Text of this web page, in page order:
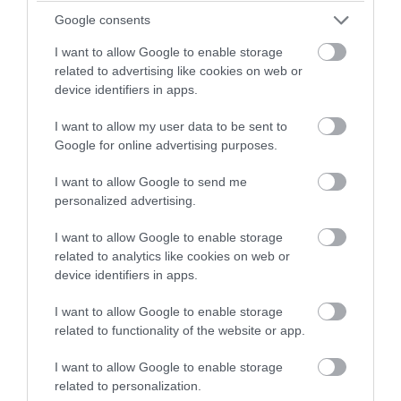
Google consents
I want to allow Google to enable storage
related to advertising like cookies on web or
device identifiers in apps.
I want to allow my user data to be sent to
Google for online advertising purposes.
I want to allow Google to send me
personalized advertising.
I want to allow Google to enable storage
related to analytics like cookies on web or
device identifiers in apps.
I want to allow Google to enable storage
related to functionality of the website or app.
I want to allow Google to enable storage
related to personalization.
Semmelweis Egyetem, Magatartástudományi Intézet,
Pszichoszomatikus Szakrendelő
Telefonszám: 06-1-210 2930/56565 mellék
https://semmelweis.hu/magtud/gyogyitas/szakrendelo/
Semmelweis Egyetem, Klinikai Pszichológia Tanszék
Cím: 1091 Budapest, Üllői út 25. I. emelet
Ambulancia: 06-1-459 1493, 06-1-459 1500/62369
http://semmelweis.hu/klinikai-pszichologia/
Cím: 1083 Budapest, Balassa u. 6.
Telefonszám: 06-1-210-0330/51243 mellék
http://semmelweis.hu/pszichiatria/